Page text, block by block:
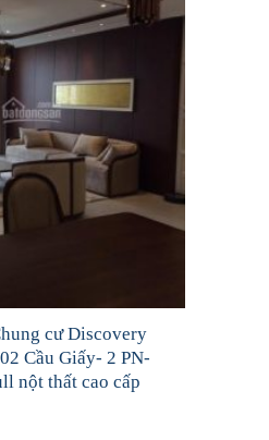
cư Discovery
Cầu Giấy- 2 PN-
nột thất cao cấp